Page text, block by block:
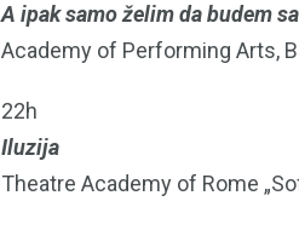
A ipak samo želim da budem
Academy of Performing Arts,
22h
Iluzija
Theatre Academy of Rome